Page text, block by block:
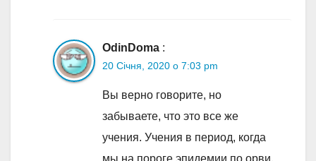
OdinDoma :
20 Січня, 2020 о 7:03 pm
Вы верно говорите, но
забываете, что это все же
учения. Учения в период, когда
мы на пороге эпидемии по орви.